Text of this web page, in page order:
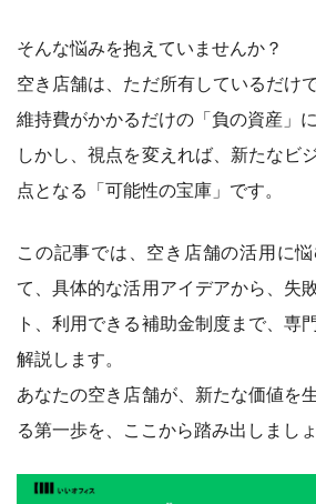
そんな悩みを抱えていませんか？
空き店舗は、ただ所有しているだけ
維持費がかかるだけの「負の資産」
しかし、視点を変えれば、新たなビ
点となる「可能性の宝庫」です。
この記事では、空き店舗の活用に
て、具体的な活用アイデアから、失
ト、利用できる補助金制度まで、専
解説します。
あなたの空き店舗が、新たな価値を
る第一歩を、ここから踏み出しましょ